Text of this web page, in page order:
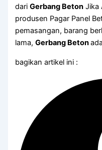
dariGerbang Beton Jika
produsen Pagar Panel
pemasangan, barang
lama,Gerbang Beton
bagikan artikel ini :